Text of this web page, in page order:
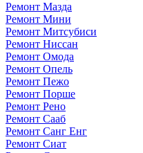
Ремонт Мазда
Ремонт Мини
Ремонт Митсубиси
Ремонт Ниссан
Ремонт Омода
Ремонт Опель
Ремонт Пежо
Ремонт Порше
Ремонт Рено
Ремонт Сааб
Ремонт Санг Енг
Ремонт Сиат